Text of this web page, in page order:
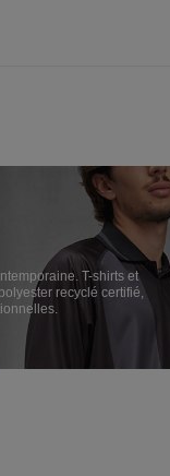
T-shirts et
recyclé certifié,